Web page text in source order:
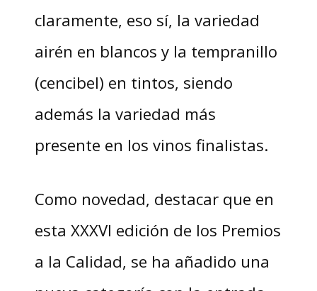
claramente, eso sí, la variedad
airén en blancos y la tempranillo
(cencibel) en tintos, siendo
además la variedad más
presente en los vinos finalistas.
Como novedad, destacar que en
esta XXXVI edición de los Premios
a la Calidad, se ha añadido una